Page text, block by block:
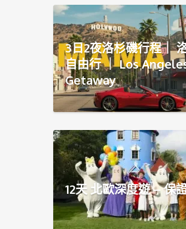
3日2夜洛杉磯行程｜
自由行 ｜ Los
Getaway
12天 北歐深度遊 – 保